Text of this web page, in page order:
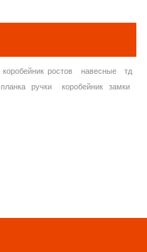
коробейник ростов навесные
тд
планка ручки
коробейник замки